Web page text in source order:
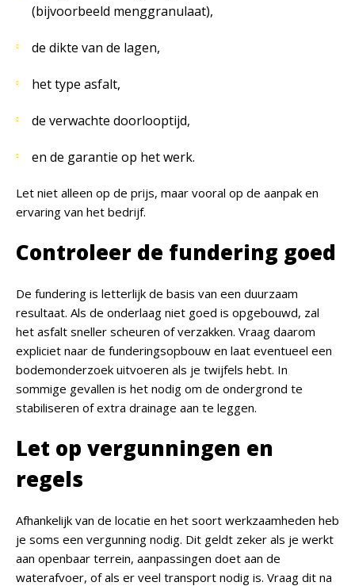
(bijvoorbeeld menggranulaat),
de dikte van de lagen,
het type asfalt,
de verwachte doorlooptijd,
en de garantie op het werk.
Let niet alleen op de prijs, maar vooral op de aanpak en
ervaring van het bedrijf.
Controleer de fundering goed
De fundering is letterlijk de basis van een duurzaam
resultaat. Als de onderlaag niet goed is opgebouwd, zal
het asfalt sneller scheuren of verzakken. Vraag daarom
expliciet naar de funderingsopbouw en laat eventueel een
bodemonderzoek uitvoeren als je twijfels hebt. In
sommige gevallen is het nodig om de ondergrond te
stabiliseren of extra drainage aan te leggen.
Let op vergunningen en
regels
Afhankelijk van de locatie en het soort werkzaamheden heb
je soms een vergunning nodig. Dit geldt zeker als je werkt
aan openbaar terrein, aanpassingen doet aan de
waterafvoer, of als er veel transport nodig is. Vraag dit na